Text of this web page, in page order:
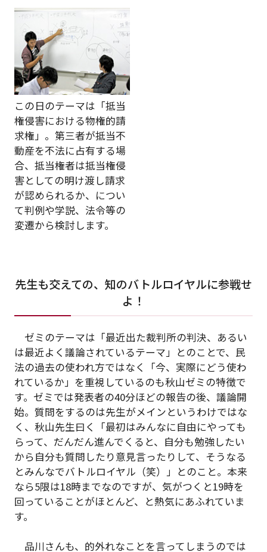
この日のテーマは「抵当
権侵害における物権的請
求権」。第三者が抵当不
動産を不法に占有する場
合、抵当権者は抵当権侵
害としての明け渡し請求
が認められるか、につい
て判例や学説、法令等の
変遷から検討します。
先生も交えての、知のバトルロイヤルに参戦せ
よ！
ゼミのテーマは「最近出た裁判所の判決、あるい
は最近よく議論されているテーマ」とのことで、民
法の過去の使われ方ではなく「今、実際にどう使わ
れているか」を重視しているのも秋山ゼミの特徴で
す。ゼミでは発表者の40分ほどの報告の後、議論開
始。質問をするのは先生がメインというわけではな
く、秋山先生曰く「最初はみんなに自由にやっても
らって、だんだん進んでくると、自分も勉強したい
から自分も質問したり意見言ったりして、そうなる
とみんなでバトルロイヤル（笑）」とのこと。本来
なら5限は18時までなのですが、気がつくと19時を
回っていることがほとんど、と熱気にあふれていま
す。
品川さんも、的外れなことを言ってしまうのでは